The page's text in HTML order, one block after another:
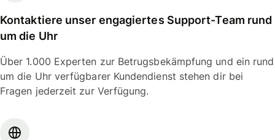
Kontaktiere unser engagiertes Support-Team rund
um die Uhr
Über 1.000 Experten zur Betrugsbekämpfung und ein rund
um die Uhr verfügbarer Kundendienst stehen dir bei
Fragen jederzeit zur Verfügung.